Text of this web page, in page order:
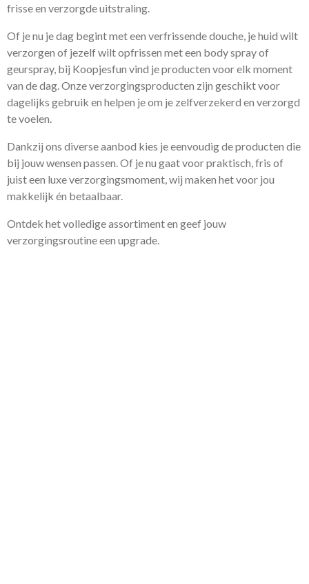
frisse en verzorgde uitstraling.
Of je nu je dag begint met een verfrissende douche, je huid wilt
verzorgen of jezelf wilt opfrissen met een body spray of
geurspray, bij Koopjesfun vind je producten voor elk moment
van de dag. Onze verzorgingsproducten zijn geschikt voor
dagelijks gebruik en helpen je om je zelfverzekerd en verzorgd
te voelen.
Dankzij ons diverse aanbod kies je eenvoudig de producten die
bij jouw wensen passen. Of je nu gaat voor praktisch, fris of
juist een luxe verzorgingsmoment, wij maken het voor jou
makkelijk én betaalbaar.
Ontdek het volledige assortiment en geef jouw
verzorgingsroutine een upgrade.